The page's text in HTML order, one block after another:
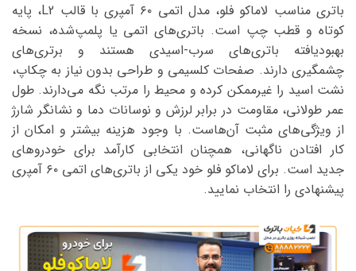
باتری مناسب لاماکو فلو، مدل اتمی ۶۰ آمپری با قالب L2، پایه
کوتاه و قطب چپ است. باتری‌های اتمی یا پلمپ‌شده، نسخه
بهبودیافته باتری‌های سرب-اسیدی هستند و برتری‌های
چشمگیری دارند. صفحات کلسیمی و طراحی بدون نیاز به چکاپ،
نشت اسید را غیرممکن کرده و محیط را مرتب نگه می‌دارند. طول
عمر طولانی، مقاومت در برابر لرزش و نوسانات دما و نشانگر شارژ
از ویژگی‌های مثبت آن‌هاست. با وجود هزینه بیشتر و امکان از
کار افتادن ناگهانی، همچنان انتخابی کارآمد برای خودروهای
جدید است. برای لاماکو فلو خود یکی از باتری‌های اتمی ۶۰ آمپری
پیشنهادی را انتخاب نمایید.
نمایشگر
ویدیو